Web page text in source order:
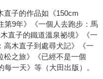
直子的作品如《150cm
第9年》《一個人去跑步：馬
直子的鐵道溫泉祕境》《一
高木直子到處尋犬記》《一
松之旅》《已經不是一個
一天》等（大田出版）。